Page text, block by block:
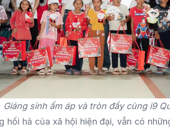
Giáng sinh ấm áp và tròn đầy cùng i9
hối hả của xã hội hiện đại, vẫn có